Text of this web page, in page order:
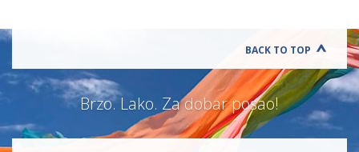
BACK TO TOP
Brzo. Lako. Za dobar posao!